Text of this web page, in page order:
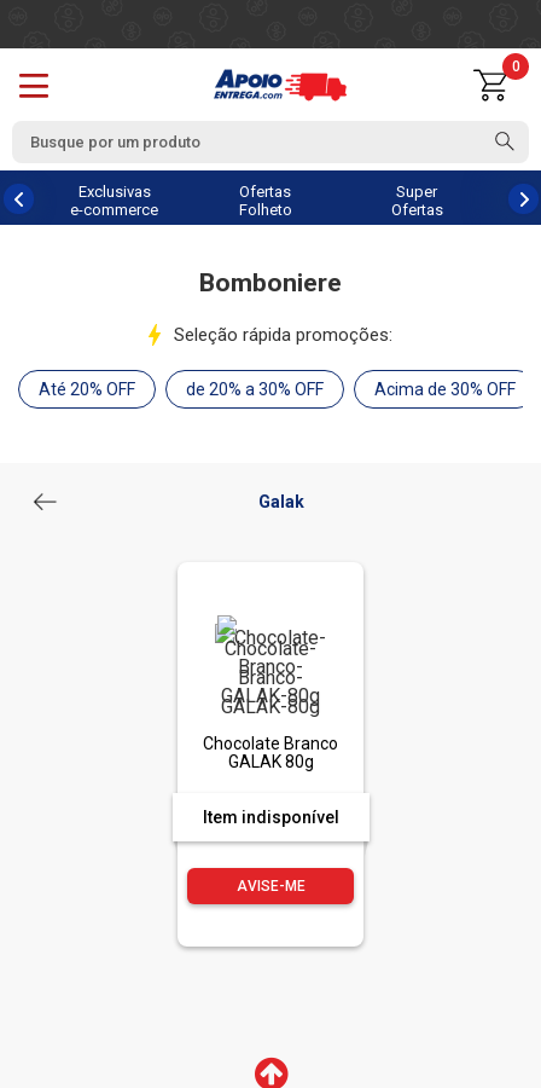
0
Exclusivas
e-commerce
Ofertas
Folheto
Super
Ofertas
Bomboniere
Seleção rápida promoções:
Até 20% OFF de 20% a 30% OFF Acima de 30% OFF
Galak
Chocolate Branco
GALAK 80g
Item indisponível
AVISE-ME